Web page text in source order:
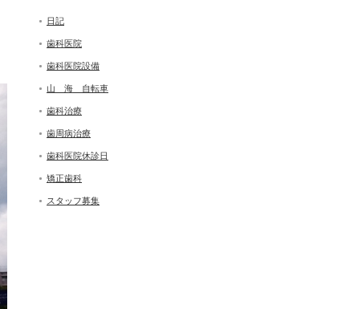
日記
歯科医院
歯科医院設備
山 海 自転車
歯科治療
歯周病治療
歯科医院休診日
矯正歯科
スタッフ募集